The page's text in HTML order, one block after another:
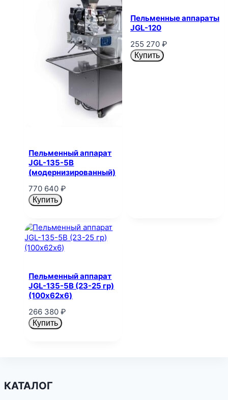
Пельменный аппарат
JGL-135-5B
(модернизированный)
770 640₽
Купить
Пельменные аппараты
JGL-120
255 270 ₽
Купить
Пельменный аппарат
JGL-135-5B (23-25 гр)
(100х62х6)
266 380₽
Купить
КАТАЛОГ